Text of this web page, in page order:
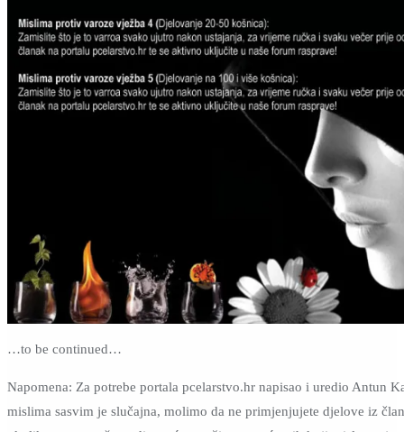
…to be continued…
Napomena: Za potrebe portala pcelarstvo.hr napisao i uredio Antun
mislima sasvim je slučajna, molimo da ne primjenjujete djelove iz